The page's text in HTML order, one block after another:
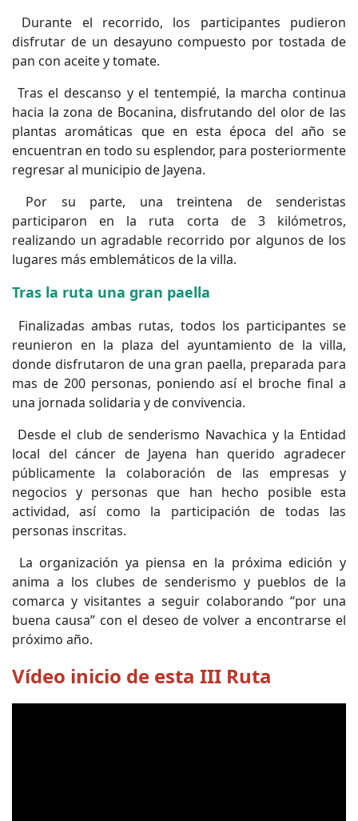
Durante el recorrido, los participantes pudieron
disfrutar de un desayuno compuesto por tostada de
pan con aceite y tomate.
Tras el descanso y el tentempié, la marcha continua
hacia la zona de Bocanina, disfrutando del olor de las
plantas aromáticas que en esta época del año se
encuentran en todo su esplendor, para posteriormente
regresar al municipio de Jayena.
Por su parte, una treintena de senderistas
participaron en la ruta corta de 3 kilómetros,
realizando un agradable recorrido por algunos de los
lugares más emblemáticos de la villa.
Tras la ruta una gran paella
Finalizadas ambas rutas, todos los participantes se
reunieron en la plaza del ayuntamiento de la villa,
donde disfrutaron de una gran paella, preparada para
mas de 200 personas, poniendo así el broche final a
una jornada solidaria y de convivencia.
Desde el club de senderismo Navachica y la Entidad
local del cáncer de Jayena han querido agradecer
públicamente la colaboración de las empresas y
negocios y personas que han hecho posible esta
actividad, así como la participación de todas las
personas inscritas.
La organización ya piensa en la próxima edición y
anima a los clubes de senderismo y pueblos de la
comarca y visitantes a seguir colaborando “por una
buena causa” con el deseo de volver a encontrarse el
próximo año.
Vídeo inicio de esta III Ruta